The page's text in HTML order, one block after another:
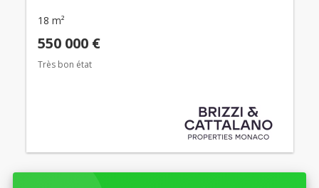
18 m²
550 000 €
Très bon état